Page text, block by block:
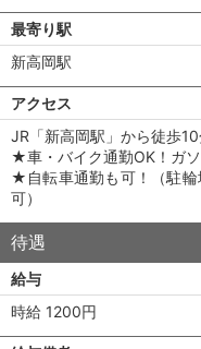
最寄り駅
新高岡駅
アクセス
JR「新高岡駅」から徒歩
★車・バイク通勤OK！ガソ
★自転車通勤も可！（駐輪
可）
待遇
給与
時給 1200円